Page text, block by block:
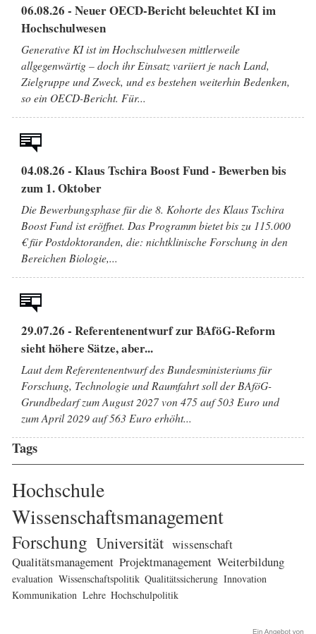
06.08.26 - Neuer OECD-Bericht beleuchtet KI im
Hochschulwesen
Generative KI ist im Hochschulwesen mittlerweile
allgegenwärtig – doch ihr Einsatz variiert je nach Land,
Zielgruppe und Zweck, und es bestehen weiterhin Bedenken,
so ein OECD-Bericht. Für...
04.08.26 - Klaus Tschira Boost Fund - Bewerben bis
zum 1. Oktober
Die Bewerbungsphase für die 8. Kohorte des Klaus Tschira
Boost Fund ist eröffnet. Das Programm bietet bis zu 115.000
€ für Postdoktoranden, die: nichtklinische Forschung in den
Bereichen Biologie,...
29.07.26 - Referentenentwurf zur BAföG-Reform
sieht höhere Sätze, aber...
Laut dem Referentenentwurf des Bundesministeriums für
Forschung, Technologie und Raumfahrt soll der BAföG-
Grundbedarf zum August 2027 von 475 auf 503 Euro und
zum April 2029 auf 563 Euro erhöht...
Tags
Hochschule
Wissenschaftsmanagement
Forschung Universität wissenschaft
Qualitätsmanagement Projektmanagement Weiterbildung
evaluation Wissenschaftspolitik Qualitätssicherung Innovation
Kommunikation Lehre Hochschulpolitik